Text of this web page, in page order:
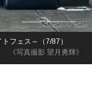
《写真撮影 望月勇輝》
フェス～（7/87）